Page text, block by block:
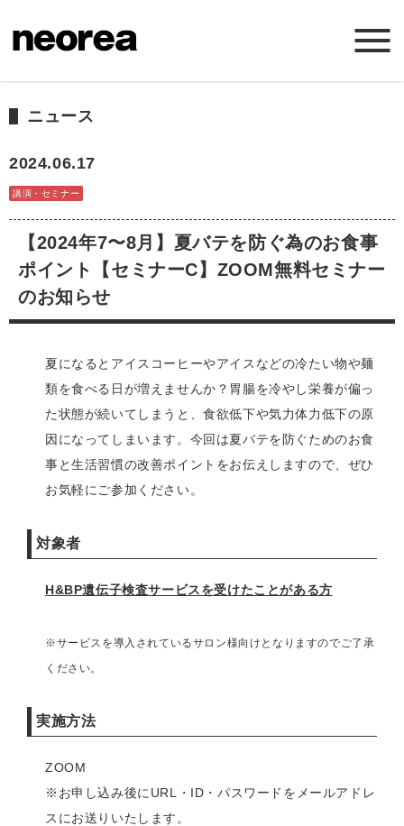
ニュース
サービス
会社概要
お問い合わせ
ニュース
2024.06.17
講演・セミナー
【2024年7〜8月】夏バテを防ぐ為のお食事
ポイント【セミナーC】ZOOM無料セミナー
のお知らせ
夏になるとアイスコーヒーやアイスなどの冷たい物や麺
類を食べる日が増えませんか？胃腸を冷やし栄養が偏っ
た状態が続いてしまうと、食欲低下や気力体力低下の原
因になってしまいます。今回は夏バテを防ぐためのお食
事と生活習慣の改善ポイントをお伝えしますので、ぜひ
お気軽にご参加ください。
対象者
H&BP遺伝子検査サービスを受けたことがある方
※サービスを導入されているサロン様向けとなりますのでご了承
ください。
実施方法
ZOOM
※お申し込み後にURL・ID・パスワードをメールアドレ
スにお送りいたします。